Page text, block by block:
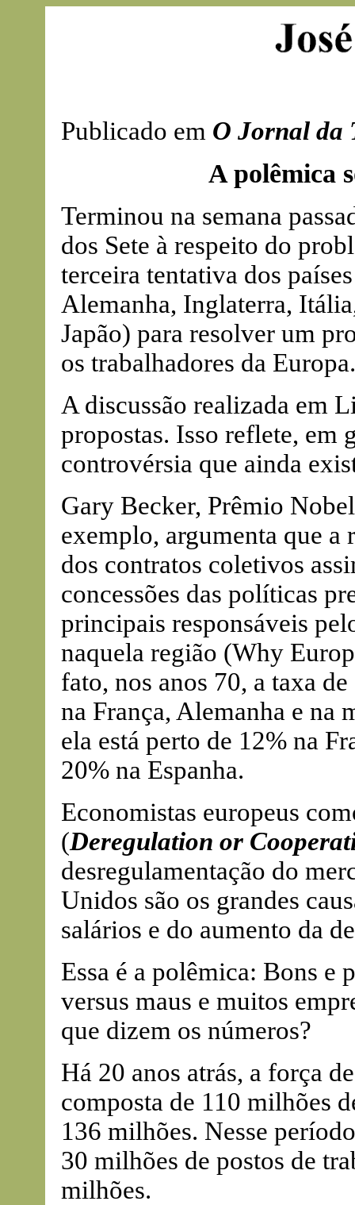
Publicado em O Jornal da
A polêmica
Terminou na semana
dos Sete à respeito do
terceira tentativa dos
Alemanha, Inglaterra,
Japão) para resolver um
os trabalhadores da Europa.
A discussão realizada em
propostas. Isso reflete, em
controvérsia que ainda
Gary Becker, Prêmio
exemplo, argumenta que
dos contratos coletivos
concessões das políticas
principais responsáveis
naquela região (Why
fato, nos anos 70, a taxa
na França, Alemanha e na
ela está perto de 12% na
20% na Espanha.
Economistas europeus
(Deregulation or
desregulamentação do
Unidos são os grandes
salários e do aumento da
Essa é a polêmica: Bons e
versus maus e muitos
que dizem os números?
Há 20 anos atrás, a força
composta de 110 milhões
136 milhões. Nesse
30 milhões de postos de
milhões.